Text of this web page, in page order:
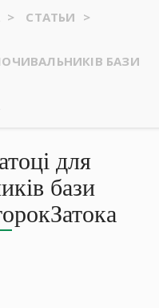
> СТАТЬИ >
БАЗИ
для
бази